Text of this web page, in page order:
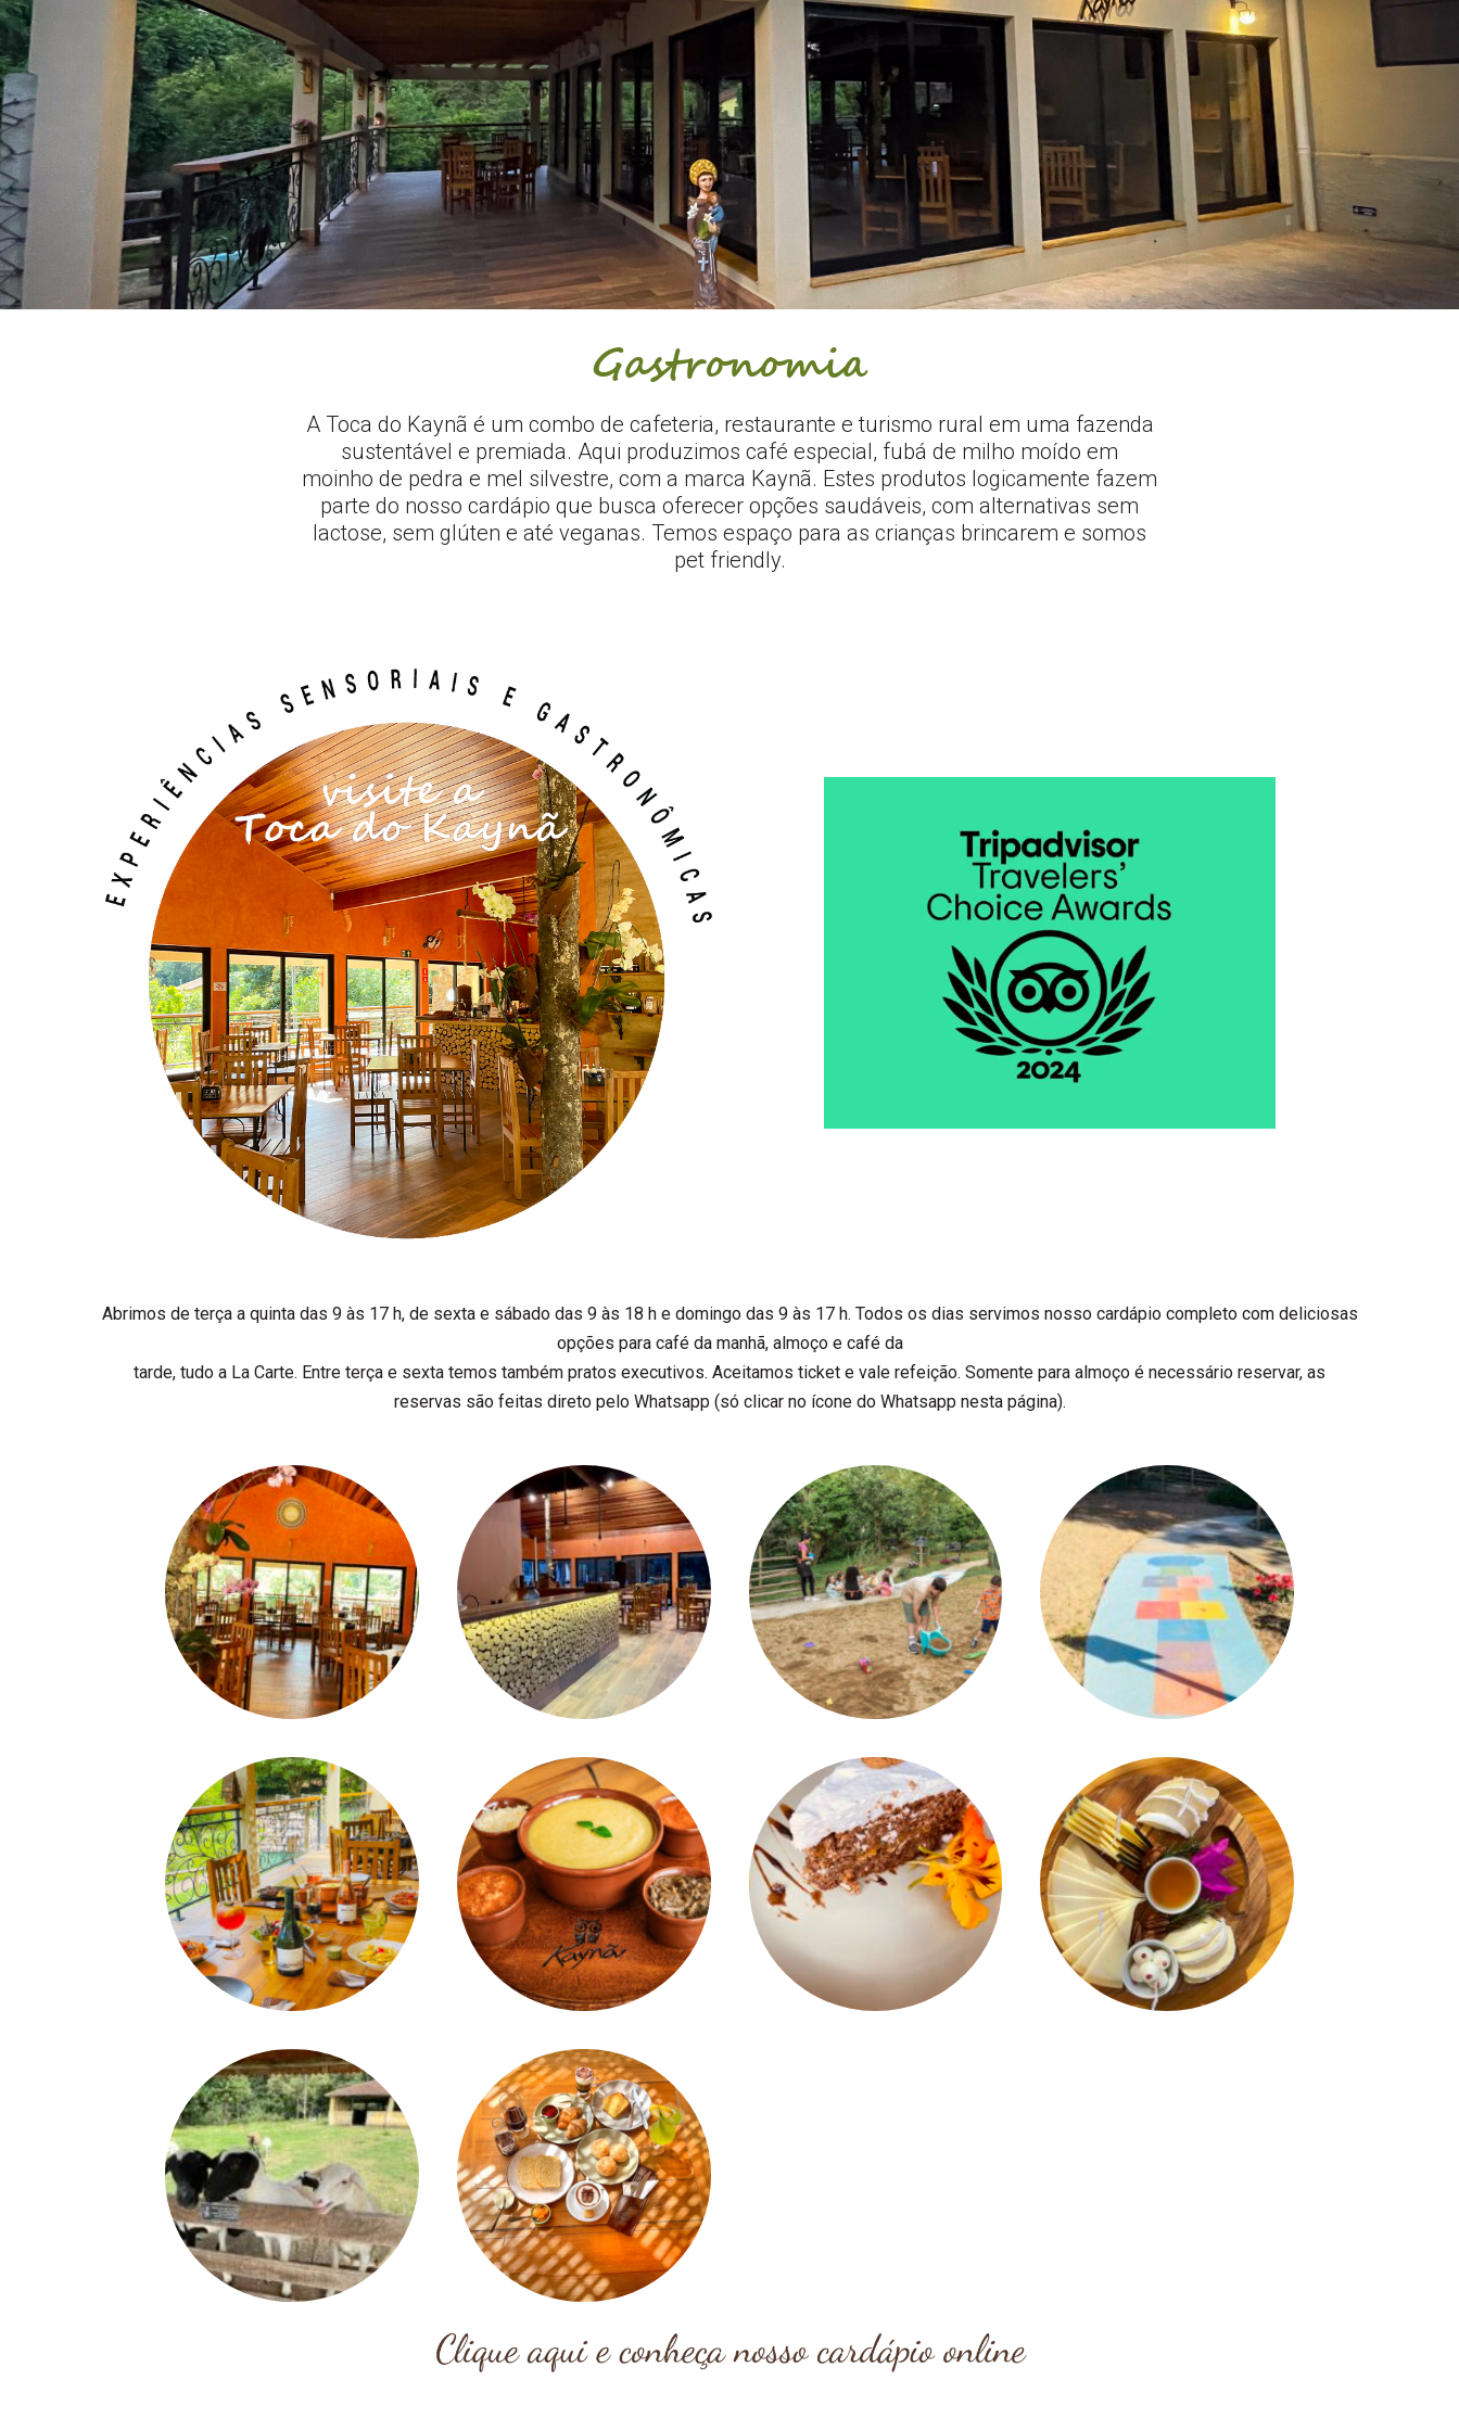
Gastronomia
A Toca do Kaynã é um combo de cafeteria, restaurante e turismo rural em uma fazenda
sustentável e premiada. Aqui produzimos café especial, fubá de milho moído em
moinho de pedra e mel silvestre, com a marca Kaynã. Estes produtos logicamente fazem
parte do nosso cardápio que busca oferecer opções saudáveis, com alternativas sem
lactose, sem glúten e até veganas. Temos espaço para as crianças brincarem e somos
pet friendly.
Abrimos de terça a quinta das 9 às 17 h, de sexta e sábado das 9 às 18 h e domingo das 9 às 17 h. Todos os dias servimos nosso cardápio completo com deliciosas
opções para café da manhã, almoço e café da
tarde, tudo a La Carte. Entre terça e sexta temos também pratos executivos. Aceitamos ticket e vale refeição. Somente para almoço é necessário reservar, as
reservas são feitas direto pelo Whatsapp (só clicar no ícone do Whatsapp nesta página).